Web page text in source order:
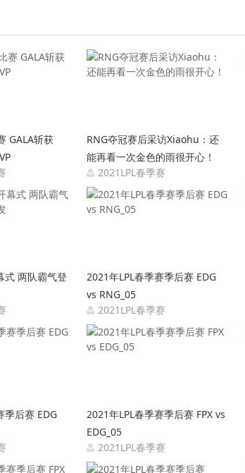
GALA斩获
04-18 15:31:52
RNG夺冠赛后采访Xiaohu：还
能再看一次金色的雨很开心！
2021LPL春季赛
2021-04-18 15:31:04
式 两队霸气登
04-18 15:25:27
2021年LPL春季赛季后赛 EDG
vs RNG_05
2021LPL春季赛
2021-04-13 12:07:52
季后赛 EDG
04-13 12:04:46
2021年LPL春季赛季后赛 FPX vs
EDG_05
2021LPL春季赛
2021-04-11 12:04:01